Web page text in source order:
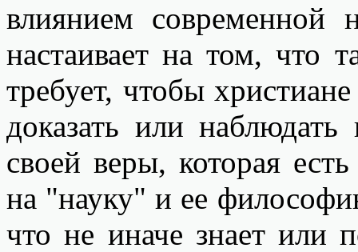
влиянием современной
настаивает на том, что
требует, чтобы
доказать или
своей веры, которая
на "науку" и ее
что не иначе знает или